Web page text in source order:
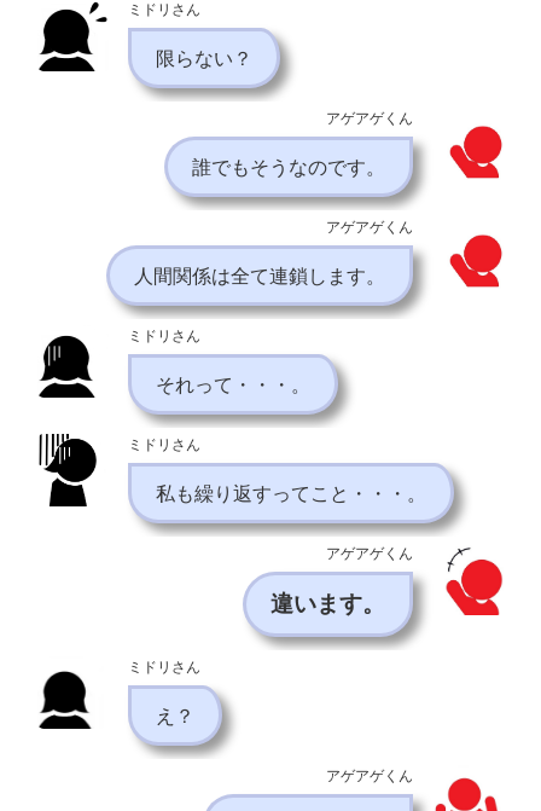
ミドリさん
限らない？
アゲアゲくん
誰でもそうなのです。
アゲアゲくん
人間関係は全て連鎖します。
ミドリさん
それって・・・。
ミドリさん
私も繰り返すってこと・・・。
アゲアゲくん
違います。
ミドリさん
え？
アゲアゲくん